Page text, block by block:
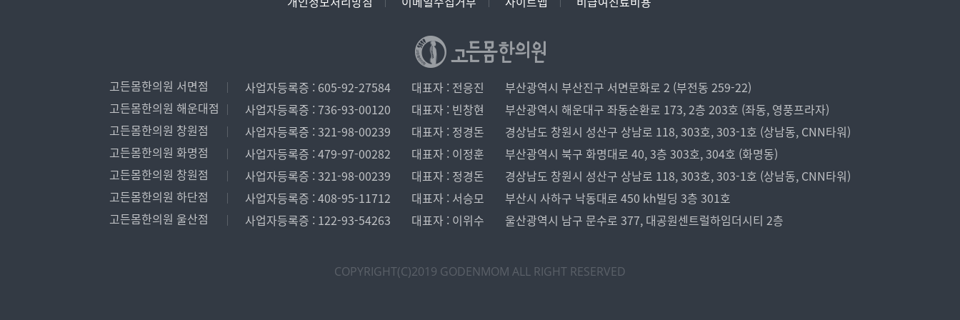
고든몸한의원 서면점 사업자등록증 : 605-92-27584 대표자 : 전응진
부산광역시 부산진구 서면문화로 2 (부전동 259-22)
고든몸한의원 해운대점
사업자등록증 : 736-93-00120 대표자 : 빈창현
부산광역시 해운대구 좌동순환로 173, 2층 203호 (좌동, 영풍프라자)
고든몸한의원 창원점
사업자등록증 : 321-98-00239 대표자 : 정경돈
경상남도 창원시 성산구 상남로 118, 303호, 303-1호 (상남동, CNN타워)
고든몸한의원 화명점
사업자등록증 : 479-97-00282 대표자 : 이정훈
부산광역시 북구 화명대로 40, 3층 303호, 304호 (화명동)
고든몸한의원 창원점
사업자등록증 : 321-98-00239 대표자 : 정경돈
경상남도 창원시 성산구 상남로 118, 303호, 303-1호 (상남동, CNN타워)
고든몸한의원 하단점
사업자등록증 : 408-95-11712 대표자 : 서승모
부산시 사하구 낙동대로 450 kh빌딩 3층 301호
고든몸한의원 울산점
사업자등록증 : 122-93-54263 대표자 : 이위수 울산광역시 남구 문수로 377, 대공원센트럴하임더시티 2층
COPYRIGHT(C)2019 GODENMOM ALL RIGHT RESERVED